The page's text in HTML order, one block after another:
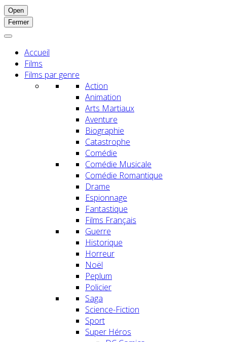
Open
Fermer
Accueil
Films
Films par genre
Action
Animation
Arts Martiaux
Aventure
Biographie
Catastrophe
Comédie
Comédie Musicale
Comédie Romantique
Drame
Espionnage
Fantastique
Films Français
Guerre
Historique
Horreur
Noël
Peplum
Policier
Saga
Science-Fiction
Sport
Super Héros